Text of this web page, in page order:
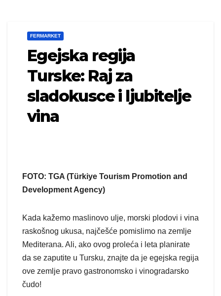
FERMARKET
Egejska regija
Turske: Raj za
sladokusce i ljubitelje
vina
FOTO: TGA (Türkiye Tourism Promotion and
Development Agency)
Kada kažemo maslinovo ulje, morski plodovi i vina
raskošnog ukusa, najčešće pomislimo na zemlje
Mediterana. Ali, ako ovog proleća i leta planirate
da se zaputite u Tursku, znajte da je egejska regija
ove zemlje pravo gastronomsko i vinogradarsko
čudo!